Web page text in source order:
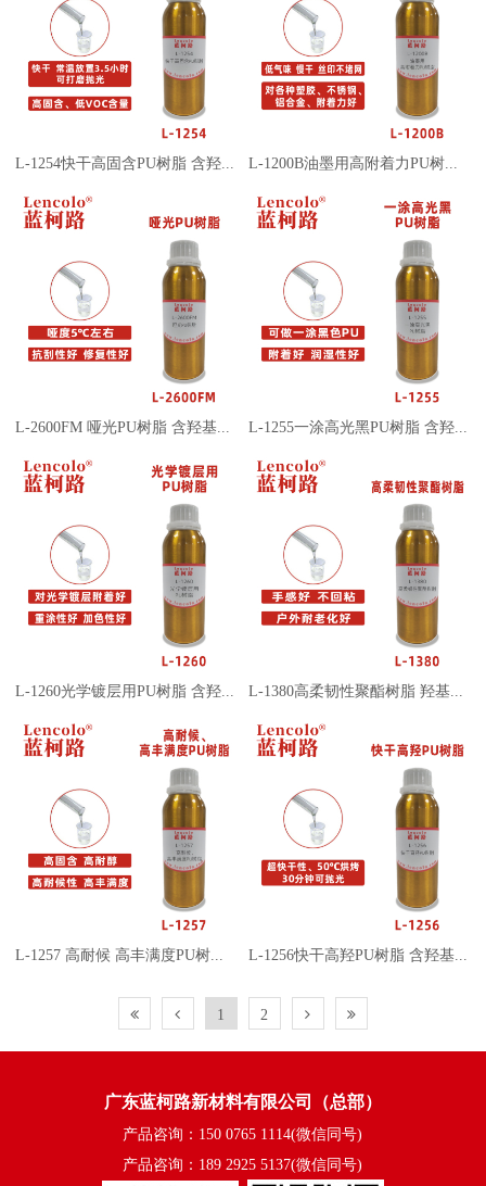
L-1254快干高固含PU树脂 含羟基丙烯酸树脂 车漆清漆塑胶漆 L-1200B油墨用高附着力PU树脂 玻璃陶瓷五金油墨含羟基树脂
L-2600FM 哑光PU树脂 含羟基丙烯酸树脂 罩光面漆 PU清漆 L-1255一涂高光黑PU树脂 含羟基丙烯酸树脂 车漆清漆塑胶漆
L-1260光学镀层用PU树脂 含羟基丙烯酸树脂 色漆 处理剂 L-1380高柔韧性聚酯树脂 羟基聚氨酯 羟基丙烯酸 PU树脂
L-1257 高耐候 高丰满度PU树脂 含羟基丙烯酸树脂 PU加硬液 L-1256快干高羟PU树脂 含羟基丙烯酸树脂 车漆清漆塑胶漆
1 2
广东蓝柯路新材料有限公司（总部）
产品咨询：150 0765 1114(微信同号)
产品咨询：189 2925 5137(微信同号)